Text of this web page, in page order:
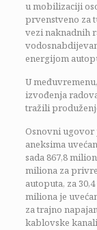
u mobilizaciji
prvenstveno za
vezi naknadnih
energijom
U
izvođenja
tražili
Osnovni ugovor
aneksima
sada 867,8
miliona za
autoputa, za
miliona je
za trajno
kablovske